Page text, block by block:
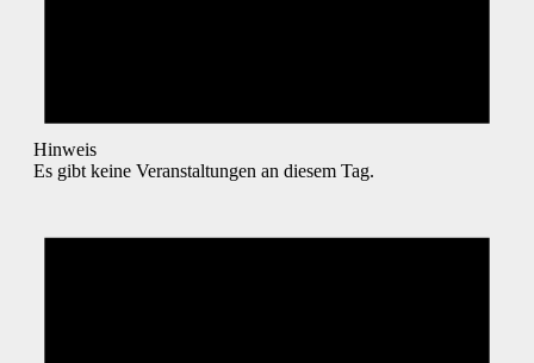
Hinweis
Es gibt keine Veranstaltungen an diesem Tag.